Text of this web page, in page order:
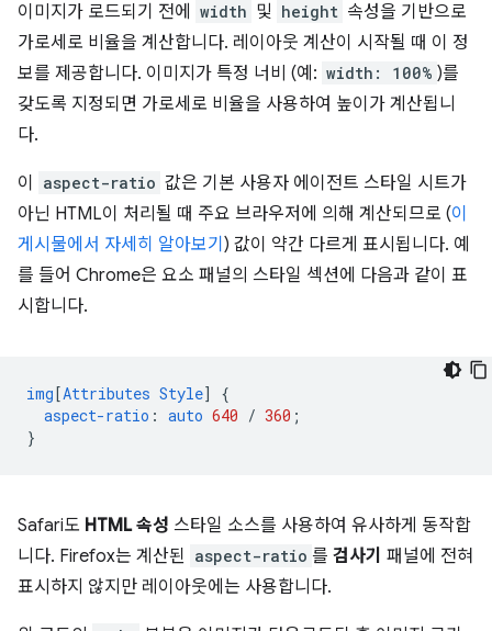
이미지가 로드되기 전에 width 및 height 속성을 기반으로
가로세로 비율을 계산합니다. 레이아웃 계산이 시작될 때 이 정
보를 제공합니다. 이미지가 특정 너비 (예: width: 100% )를
갖도록 지정되면 가로세로 비율을 사용하여 높이가 계산됩니
다.
이 aspect-ratio 값은 기본 사용자 에이전트 스타일 시트가
아닌 HTML이 처리될 때 주요 브라우저에 의해 계산되므로 (이
게시물에서 자세히 알아보기 ) 값이 약간 다르게 표시됩니다. 예
를 들어 Chrome은 요소 패널의 스타일 섹션에 다음과 같이 표
시합니다.
img [Attributes Style]
{
aspect-ratio : auto 640 / 360 ;
}
Safari도 HTML 속성 스타일 소스를 사용하여 유사하게 동작합
니다. Firefox는 계산된 aspect-ratio 를 검사기 패널에 전혀
표시하지 않지만 레이아웃에는 사용합니다.